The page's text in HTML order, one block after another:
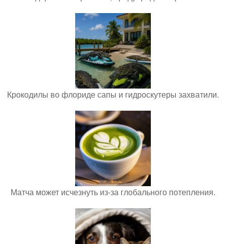
Крокодилы во флориде сапы и гидроскутеры захватили.
Матча может исчезнуть из-за глобального потепления.